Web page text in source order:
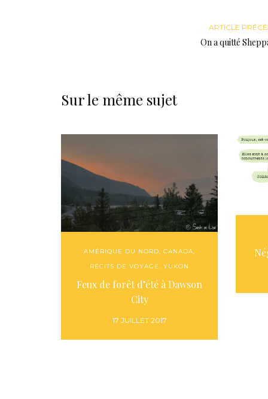
ARTICLE
On a quitté
Sur le même sujet
AMÉRIQUE DU NORD,CANADA,
RÉCITS DE VOYAGE,YUKON
Feux de forêt d’été à Dawson
City
17 JUILLET 2017